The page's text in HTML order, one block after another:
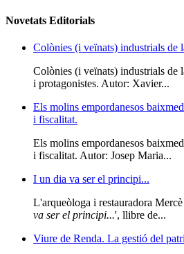
Novetats Editorials
Colònies (i veïnats) industrials de
Colònies (i veïnats) industrials de
i protagonistes. Autor: Xavier...
Els molins empordanesos
i fiscalitat.
Els molins empordanesos
i fiscalitat. Autor: Josep Maria...
I un dia va ser el principi...
L'arqueòloga i restauradora
va ser el principi...', llibre de...
Viure de Renda. La gestió del